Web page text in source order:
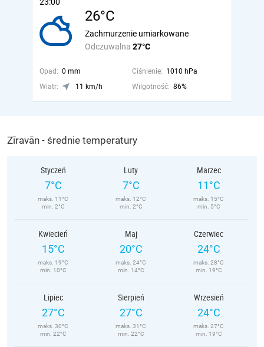
26°C
Odczuwalna 27°C
Zachmurzenie umiarkowane
Opad: 0 mm Ciśnienie: 1010 hPa
Wiatr:
11 km/h Wilgotność: 86%
Zīravān - średnie temperatury
Styczeń
7°C
maks. 11°C
min. 2°C
Luty
7°C
maks. 12°C
min. 2°C
Marzec
11°C
maks. 15°C
min. 5°C
Kwiecień
15°C
maks. 19°C
min. 10°C
Maj
20°C
maks. 24°C
min. 14°C
Czerwiec
24°C
maks. 28°C
min. 19°C
Lipiec
27°C
maks. 30°C
min. 22°C
Sierpień
27°C
maks. 31°C
min. 22°C
Wrzesień
24°C
maks. 27°C
min. 19°C